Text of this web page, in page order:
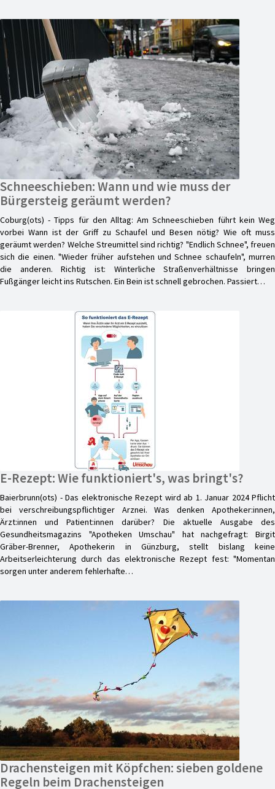
Schneeschieben: Wann und wie muss der
Bürgersteig geräumt werden?
Coburg(ots) - Tipps für den Alltag: Am Schneeschieben führt kein Weg
vorbei Wann ist der Griff zu Schaufel und Besen nötig? Wie oft muss
geräumt werden? Welche Streumittel sind richtig? "Endlich Schnee", freuen
sich die einen. "Wieder früher aufstehen und Schnee schaufeln", murren
die anderen. Richtig ist: Winterliche Straßenverhältnisse bringen
Fußgänger leicht ins Rutschen. Ein Bein ist schnell gebrochen. Passiert…
E-Rezept: Wie funktioniert's, was bringt's?
Baierbrunn(ots) - Das elektronische Rezept wird ab 1. Januar 2024 Pflicht
bei verschreibungspflichtiger Arznei. Was denken Apotheker:innen,
Ärzt:innen und Patient:innen darüber? Die aktuelle Ausgabe des
Gesundheitsmagazins "Apotheken Umschau" hat nachgefragt: Birgit
Gräber-Brenner, Apothekerin in Günzburg, stellt bislang keine
Arbeitserleichterung durch das elektronische Rezept fest: "Momentan
sorgen unter anderem fehlerhafte…
Drachensteigen mit Köpfchen: sieben goldene
Regeln beim Drachensteigen